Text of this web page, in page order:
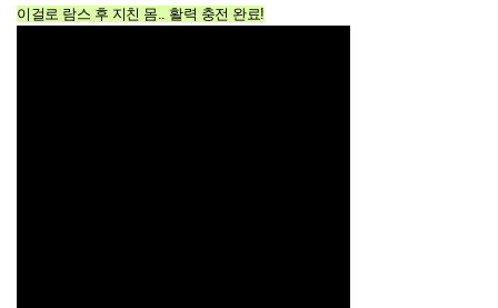
이걸로 람스 후 지친 몸.. 활력 충전 완료!